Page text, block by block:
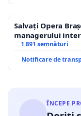
Salvați Opera
managerului
1 891 semnături
Notificare de
ÎNCEPE